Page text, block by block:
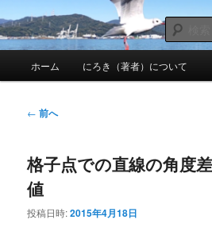
イ
ン
にろきのメモ帳
nhirokinet's notes
ホーム にろき（著者）について
投
ビ
ゲ
ー
シ
← 前へ
格子点での直線の角度
値
投稿日時:2015年4月18日